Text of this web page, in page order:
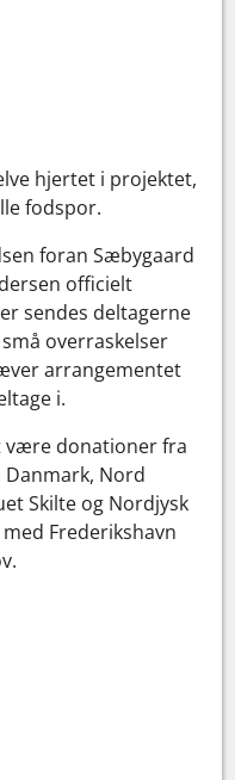
hjertet i projektet,
fodspor.
foran Sæbygaard
officielt
sendes deltagerne
overraskelser
arrangementet
i.
være donationer fra
Danmark, Nord
Skilte og Nordjysk
Frederikshavn